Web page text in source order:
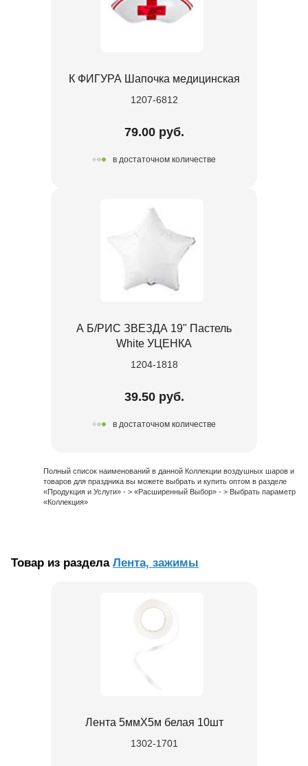
К ФИГУРА Шапочка медицинская
1207-6812
79.00 руб.
в достаточном количестве
А Б/РИС ЗВЕЗДА 19" Пастель
White УЦЕНКА
1204-1818
39.50 руб.
в достаточном количестве
Полный список наименований в данной Коллекции воздушных шаров и
товаров для праздника вы можете выбрать и купить оптом в разделе
«Продукция и Услуги» - > «Расширенный Выбор» - > Выбрать параметр
«Коллекция»
Товар из раздела Лента, зажимы
Лента 5ммХ5м белая 10шт
1302-1701